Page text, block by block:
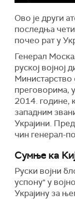
Ово је други
последња
почео рат у
Генерал
руској војној
Министарство
преговорима,
2014. године,
западним
Украјини.
чин генерал-
Сумње ка
Руски војни
успону" у
Украјину за